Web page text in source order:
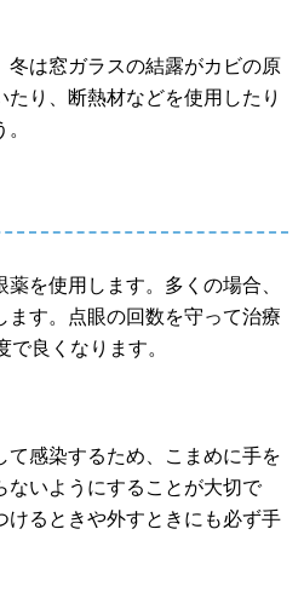
冬は窓ガラスの結露がカビの原
たり、断熱材などを使用したり
を使用します。多くの場合、
ます。点眼の回数を守って治療
良くなります。
て感染するため、こまめに手を
ないようにすることが大切で
けるときや外すときにも必ず手